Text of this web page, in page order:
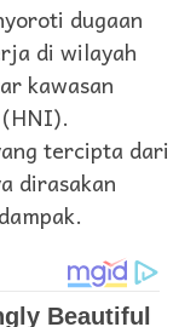
dugaan
di wilayah
kawasan
tercipta dari
dirasakan